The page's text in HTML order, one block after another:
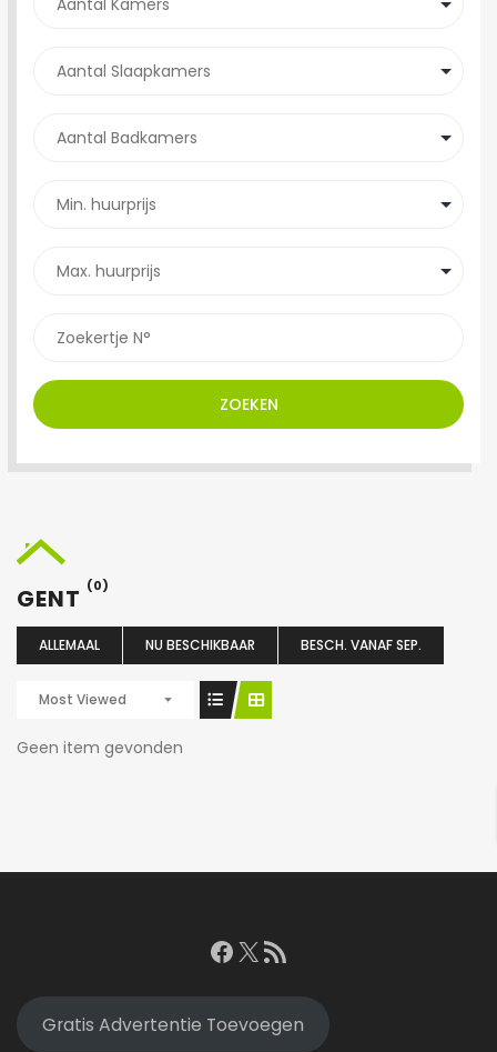
ZOEKEN
GENT (0)
ALLEMAAL NU BESCHIKBAAR BESCH. VANAF SEP.
Most Viewed
Geen item gevonden
Facebook
X RSS feed
Gratis Advertentie Toevoegen